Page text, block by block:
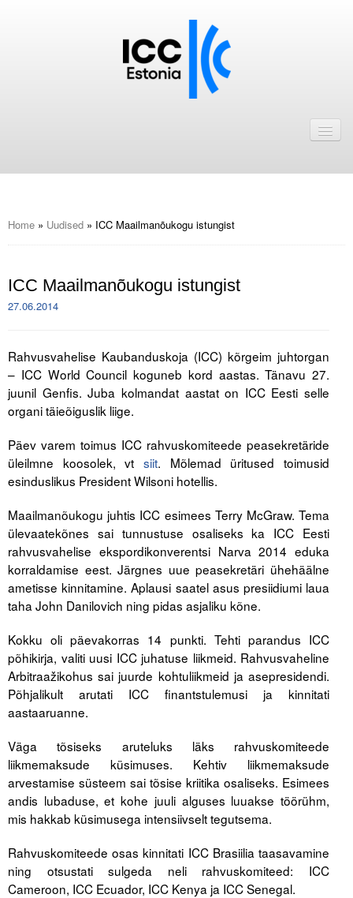
ICC Eesti liikmebaas
Astu ICC Eesti liikmeks!
ICC Eesti
Tegevused
Publikatsioonid
Arvamus
Viidad
ICC WBO
ICC komisjonid
Digiraamatukogu
Videod
Kontakt
Liitu meililistiga
Oskusteave
Incoterms® 2020
Abimaterjalid
Projektid
Home » Uudised » ICC Maailmanõukogu istungist
ICC Maailmanõukogu istungist
27.06.2014
Rahvusvahelise Kaubanduskoja (ICC) kõrgeim juhtorgan
– ICC World Council koguneb kord aastas. Tänavu 27.
juunil Genfis. Juba kolmandat aastat on ICC Eesti selle
organi täieõiguslik liige.
Päev varem toimus ICC rahvuskomiteede peasekretäride
üleilmne koosolek, vt siit. Mõlemad üritused toimusid
esinduslikus President Wilsoni hotellis.
Maailmanõukogu juhtis ICC esimees Terry McGraw. Tema
ülevaatekõnes sai tunnustuse osaliseks ka ICC Eesti
rahvusvahelise ekspordikonverentsi Narva 2014 eduka
korraldamise eest. Järgnes uue peasekretäri ühehäälne
ametisse kinnitamine. Aplausi saatel asus presiidiumi laua
taha John Danilovich ning pidas asjaliku kõne.
Kokku oli päevakorras 14 punkti. Tehti parandus ICC
põhikirja, valiti uusi ICC juhatuse liikmeid. Rahvusvaheline
Arbitraažikohus sai juurde kohtuliikmeid ja asepresidendi.
Põhjalikult arutati ICC finantstulemusi ja kinnitati
aastaaruanne.
Väga tõsiseks aruteluks läks rahvuskomiteede
liikmemaksude küsimuses. Kehtiv liikmemaksude
arvestamise süsteem sai tõsise kriitika osaliseks. Esimees
andis lubaduse, et kohe juuli alguses luuakse töörühm,
mis hakkab küsimusega intensiivselt tegutsema.
Rahvuskomiteede osas kinnitati ICC Brasiilia taasavamine
ning otsustati sulgeda neli rahvuskomiteed: ICC
Cameroon, ICC Ecuador, ICC Kenya ja ICC Senegal.